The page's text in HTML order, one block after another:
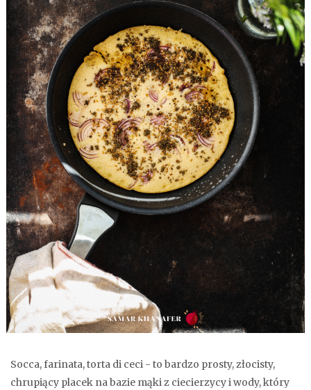
Socca, farinata, torta di ceci - to bardzo prosty, złocisty,
chrupiący placek na bazie mąki z ciecierzycy i wody, który